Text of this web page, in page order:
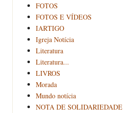
FOTOS
FOTOS E VÍDEOS
IARTIGO
Igreja Notícia
Literatura
Literatura...
LIVROS
Morada
Mundo notícia
NOTA DE SOLIDARIEDADE